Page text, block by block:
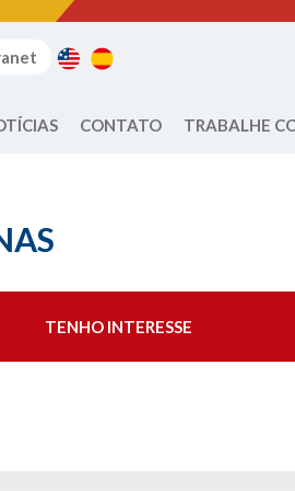
CONTATO TRABALHE
TENHO INTERESSE